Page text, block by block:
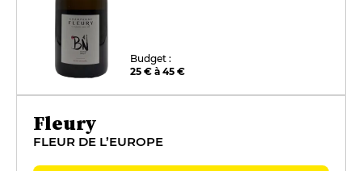
Budget :
25 € à 45 €
Fleury
FLEUR DE L’EUROPE